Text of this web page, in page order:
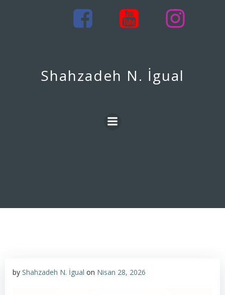
geç
Shahzadeh N. İgual
by Shahzadeh N. İgual on Nisan 28, 2026